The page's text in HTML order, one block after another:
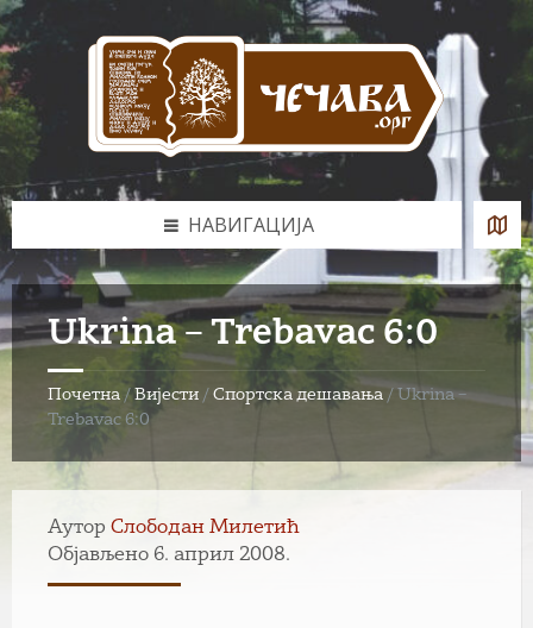
Skip
to
content
Skip
to
left
sidebar
Skip
to
footer
НАВИГАЦИЈА
Ukrina – Trebavac 6:0
Почетна /Вијести / Спортска дешавања / Ukrina –
Trebavac 6:0
Аутор Слободан Милетић
Објављено 6. април 2008.